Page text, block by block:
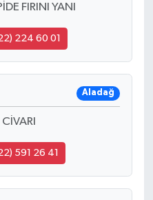
FIRINI YANI
224 60 01
Aladağ
591 26 41